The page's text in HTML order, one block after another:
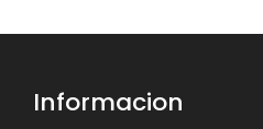
Informacion